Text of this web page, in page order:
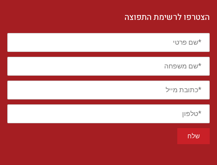
הצטרפו לרשימת התפוצה
*שם
פרטי
*שם
משפחה
*כתובת
מייל
*טלפון
שלח